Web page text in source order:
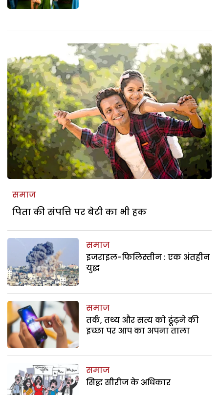
समाज
पिता की संपत्ति पर बेटी का भी हक
समाज
इजराइल-फिलिस्तीन : एक अंतहीन
युद्ध
समाज
तर्क, तथ्य और सत्य को ढूंढ़ने की
इच्छा पर आप का अपना ताला
समाज
सिद्ध सीरीज के अधिकार